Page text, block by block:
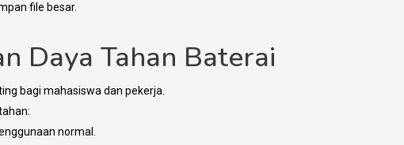
file besar.
Daya Tahan Baterai
bagi mahasiswa dan pekerja.
normal.